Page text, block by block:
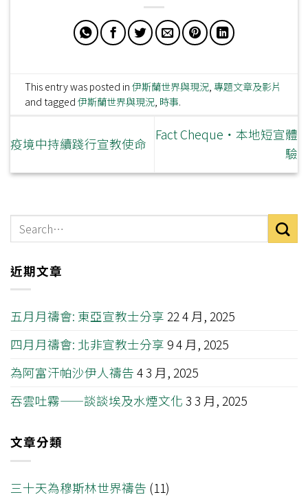
This entry was posted in伊斯蘭世界與現況 ,專題文章及影片
and tagged伊斯蘭世界與現況 時事.
疫境中持續踐行宣教使命
Fact Cheque‧本地短宣體
驗
近期文章
五月月禱會: 東亞宣教士分享 22 4 月, 2025
四月月禱會: 北非宣教士分享 9 4 月, 2025
為阿富汗帕沙伊人禱告 4 3 月, 2025
吞雲吐霧——談談埃及水煙文化 3 3 月, 2025
文章分類
三十天為穆斯林世界禱告 (11)